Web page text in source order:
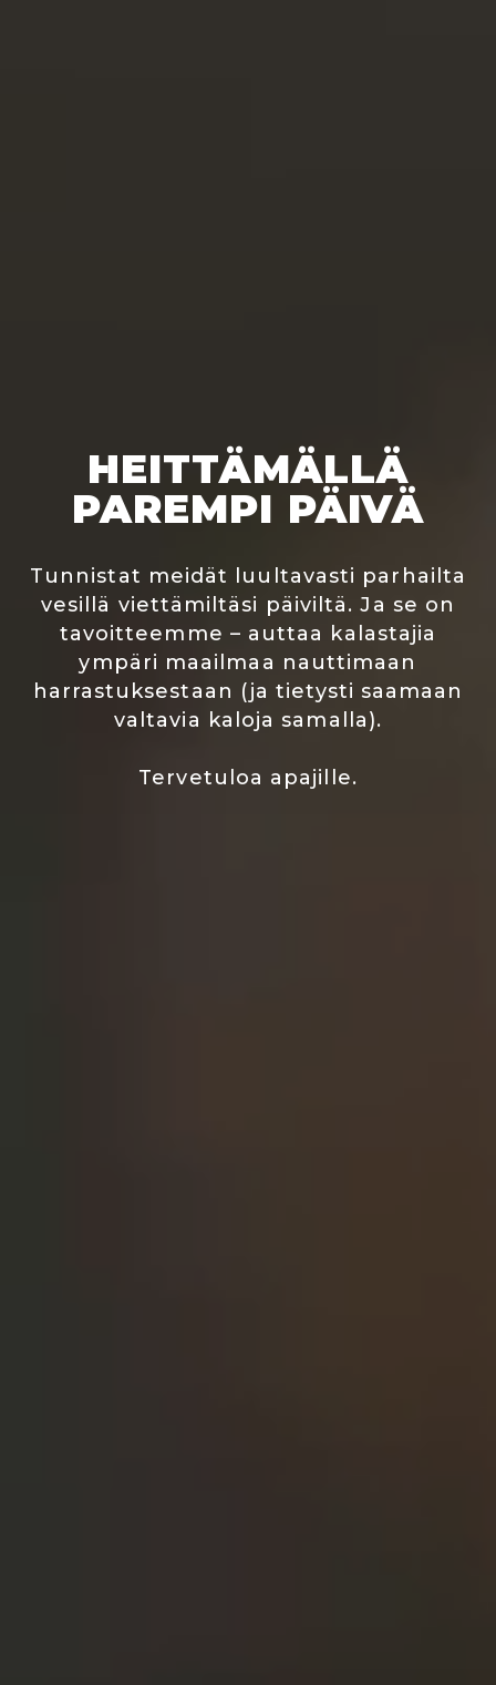
HEITTÄMÄLLÄ
PAREMPI PÄIVÄ
Tunnistat meidät luultavasti parhailta
vesillä viettämiltäsi päiviltä. Ja se on
tavoitteemme – auttaa kalastajia
ympäri maailmaa nauttimaan
harrastuksestaan (ja tietysti saamaan
valtavia kaloja samalla).
Tervetuloa apajille.